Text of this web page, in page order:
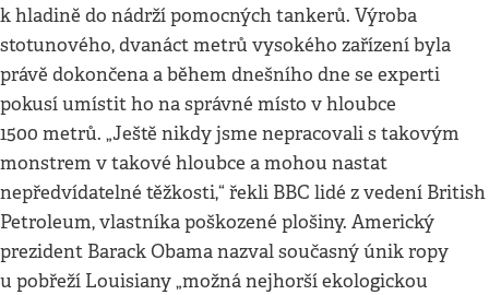
k hladině do nádrží pomocných tankerů. Výroba
stotunového, dvanáct metrů vysokého zařízení byla
právě dokončena a během dnešního dne se experti
pokusí umístit ho na správné místo v hloubce
1500 metrů. „Ještě nikdy jsme nepracovali s takovým
monstrem v takové hloubce a mohou nastat
nepředvídatelné těžkosti,“ řekli BBC lidé z vedení British
Petroleum, vlastníka poškozené plošiny. Americký
prezident Barack Obama nazval současný únik ropy
u pobřeží Louisiany „možná nejhorší ekologickou